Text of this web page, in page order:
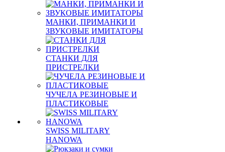
МАНКИ, ПРИМАНКИ И
ЗВУКОВЫЕ ИМИТАТОРЫ
СТАНКИ ДЛЯ
ПРИСТРЕЛКИ
ЧУЧЕЛА РЕЗИНОВЫЕ И
ПЛАСТИКОВЫЕ
SWISS MILITARY
HANOWA